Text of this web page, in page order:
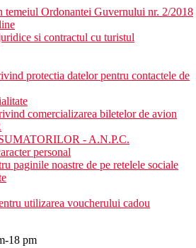
temeiul Ordonantei Guvernului nr. 2/2018
si contractul cu turistul
protectia datelor pentru contactele de
comercializarea biletelor de avion
- A.N.P.C.
personal
paginile noastre de pe retelele sociale
utilizarea voucherului cadou
18 pm